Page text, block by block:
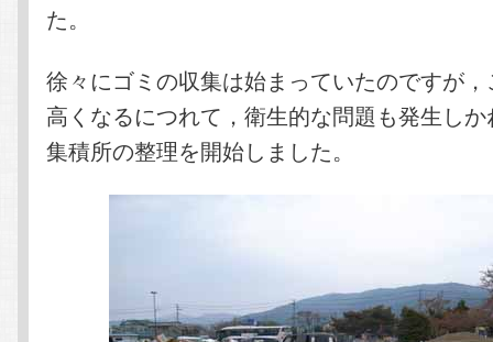
た。
徐々にゴミの収集は始まっていたのですが
高くなるにつれて，衛生的な問題も発生し
集積所の整理を開始しました。